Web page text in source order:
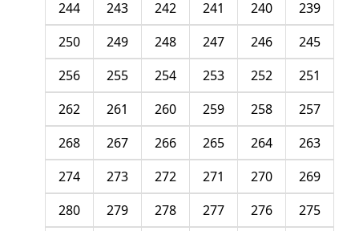
239
240
241
242
243
244
245
246
247
248
249
250
251
252
253
254
255
256
257
258
259
260
261
262
263
264
265
266
267
268
269
270
271
272
273
274
275
276
277
278
279
280